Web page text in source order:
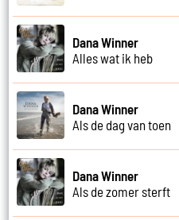
Dana Winner
Alles wat ik heb
Dana Winner
Als de dag van toen
Dana Winner
Als de zomer sterft